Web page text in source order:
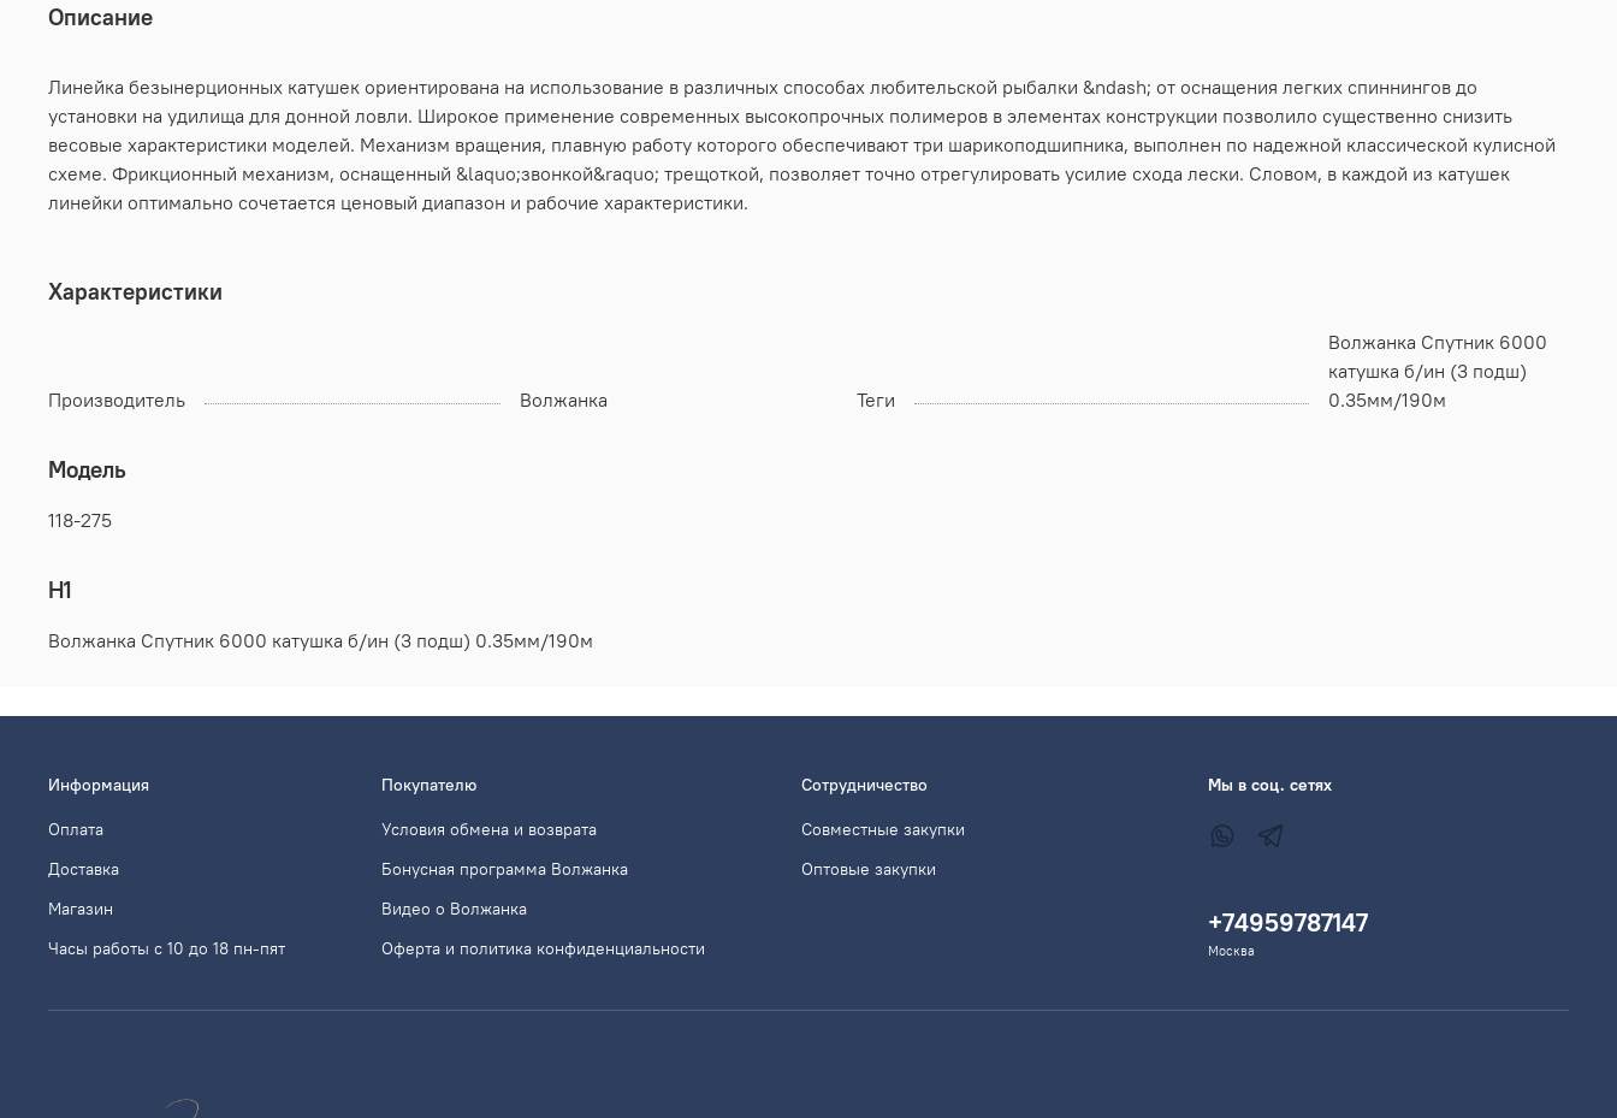
Описание
Линейка безынерционных катушек ориентирована на использование в различных способах любительской рыбалки &ndash; от оснащения легких спиннингов до
установки на удилища для донной ловли. Широкое применение современных высокопрочных полимеров в элементах конструкции позволило существенно снизить
весовые характеристики моделей. Механизм вращения, плавную работу которого обеспечивают три шарикоподшипника, выполнен по надежной классической кулисной
схеме. Фрикционный механизм, оснащенный &laquo;звонкой&raquo; трещоткой, позволяет точно отрегулировать усилие схода лески. Словом, в каждой из катушек
линейки оптимально сочетается ценовый диапазон и рабочие характеристики.
Характеристики
Производитель Волжанка Теги
Волжанка Спутник 6000
катушка б/ин (3 подш)
0.35мм/190м
Модель
118-275
H1
Волжанка Спутник 6000 катушка б/ин (3 подш) 0.35мм/190м
Информация
Оплата
Доставка
Магазин
Часы работы с 10 до 18 пн-пят
Покупателю
Условия обмена и возврата
Бонусная программа Волжанка
Видео о Волжанка
Оферта и политика конфиденциальности
Сотрудничество
Совместные закупки
Оптовые закупки
Мы в соц. сетях
+74959787147
Москва